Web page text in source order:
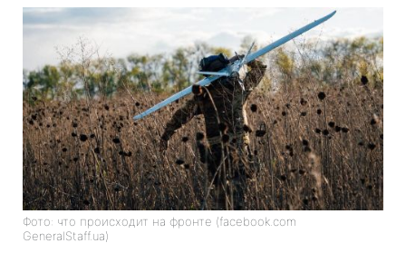
Фото: что происходит на фронте (facebook.com
GeneralStaff.ua)